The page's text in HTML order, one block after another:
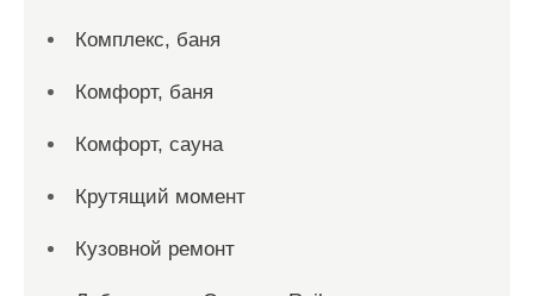
Комплекс, баня
Комфорт, баня
Комфорт, сауна
Крутящий момент
Кузовной ремонт